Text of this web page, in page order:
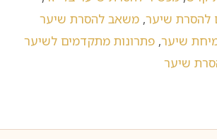
להסרת שיער, משאב להסרת שיער
שיער, פתרונות מתקדמים לשיער
שיער